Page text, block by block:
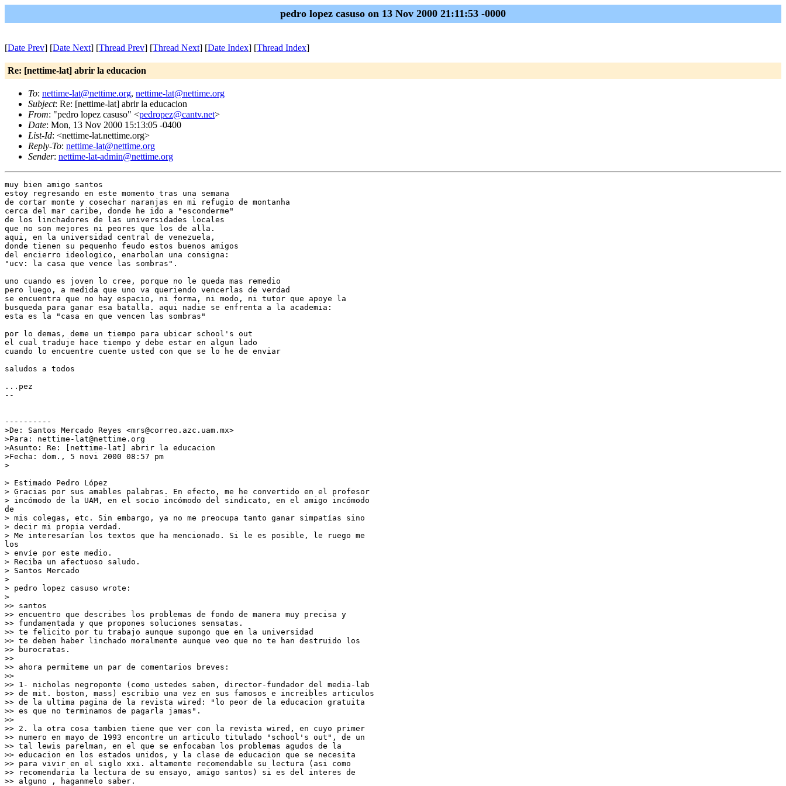
pedro lopez casuso on 13 Nov 2000 21:11:53 -0000
[Date Prev] [Date Next] [Thread Prev] [Thread Next] [Date Index] [Thread Index]
Re: [nettime-lat] abrir la educacion
To: nettime-lat@nettime.org, nettime-lat@nettime.org
Subject: Re: [nettime-lat] abrir la educacion
From: "pedro lopez casuso" <pedropez@cantv.net>
Date: Mon, 13 Nov 2000 15:13:05 -0400
List-Id: <nettime-lat.nettime.org>
Reply-To: nettime-lat@nettime.org
Sender: nettime-lat-admin@nettime.org
muy bien amigo santos
estoy regresando en este momento tras una semana
de cortar monte y cosechar naranjas en mi refugio de montanha
cerca del mar caribe, donde he ido a "esconderme"
de los linchadores de las universidades locales
que no son mejores ni peores que los de alla.
aqui, en la universidad central de venezuela,
donde tienen su pequenho feudo estos buenos amigos
del encierro ideologico, enarbolan una consigna:
"ucv: la casa que vence las sombras".
uno cuando es joven lo cree, porque no le queda mas remedio
pero luego, a medida que uno va queriendo vencerlas de verdad
se encuentra que no hay espacio, ni forma, ni modo, ni tutor que apoye la
busqueda para ganar esa batalla. aqui nadie se enfrenta a la academia:
esta es la "casa en que vencen las sombras"
por lo demas, deme un tiempo para ubicar school's out
el cual traduje hace tiempo y debe estar en algun lado
cuando lo encuentre cuente usted con que se lo he de enviar
saludos a todos
...pez
--
----------
>De: Santos Mercado Reyes <mrs@correo.azc.uam.mx>
>Para: nettime-lat@nettime.org
>Asunto: Re: [nettime-lat] abrir la educacion
>Fecha: dom., 5 novi 2000 08:57 pm
>
> Estimado Pedro López
> Gracias por sus amables palabras. En efecto, me he convertido en el profesor
> incómodo de la UAM, en el socio incómodo del sindicato, en el amigo incómodo
de
> mis colegas, etc. Sin embargo, ya no me preocupa tanto ganar simpatías sino
> decir mi propia verdad.
> Me interesarían los textos que ha mencionado. Si le es posible, le ruego me
los
> envíe por este medio.
> Reciba un afectuoso saludo.
> Santos Mercado
>
> pedro lopez casuso wrote:
>
>> santos
>> encuentro que describes los problemas de fondo de manera muy precisa y
>> fundamentada y que propones soluciones sensatas.
>> te felicito por tu trabajo aunque supongo que en la universidad
>> te deben haber linchado moralmente aunque veo que no te han destruido los
>> burocratas.
>>
>> ahora permiteme un par de comentarios breves:
>>
>> 1- nicholas negroponte (como ustedes saben, director-fundador del media-lab
>> de mit. boston, mass) escribio una vez en sus famosos e increibles articulos
>> de la ultima pagina de la revista wired: "lo peor de la educacion gratuita
>> es que no terminamos de pagarla jamas".
>>
>> 2. la otra cosa tambien tiene que ver con la revista wired, en cuyo primer
>> numero en mayo de 1993 encontre un articulo titulado "school's out", de un
>> tal lewis parelman, en el que se enfocaban los problemas agudos de la
>> educacion en los estados unidos, y la clase de educacion que se necesita
>> para vivir en el siglo xxi. altamente recomendable su lectura (asi como
>> recomendaria la lectura de su ensayo, amigo santos) si es del interes de
>> alguno , haganmelo saber.